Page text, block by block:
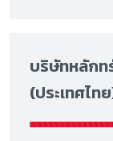
บริษัทหลักท
(ประเทศไท